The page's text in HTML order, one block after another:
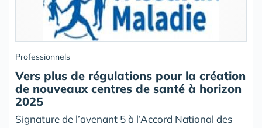
Professionnels
Vers plus de régulations pour la création
de nouveaux centres de santé à horizon
2025
Signature de l’avenant 5 à l’Accord National des